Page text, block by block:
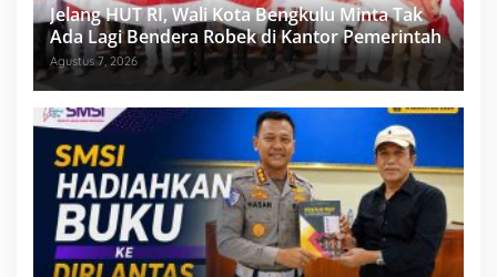
Jelang HUT RI, Wali Kota Bengkulu Minta Tak
Ada Lagi Bendera Robek di Kantor Pemerintah
Agustus 7, 2026